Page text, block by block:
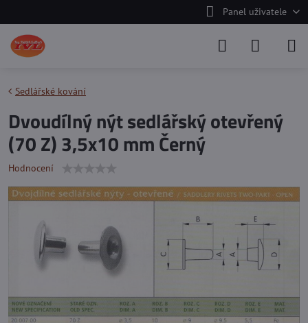
Panel uživatele
Sedlářské kování
Dvoudílný nýt sedlářský otevřený
(70 Z) 3,5x10 mm Černý
Hodnocení